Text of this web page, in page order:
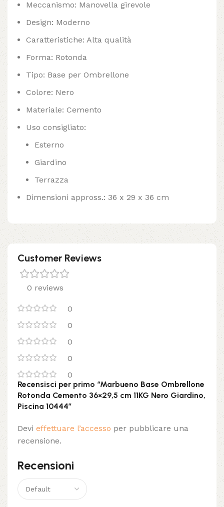
Meccanismo: Manovella girevole
Design: Moderno
Caratteristiche: Alta qualità
Forma: Rotonda
Tipo: Base per Ombrellone
Colore: Nero
Materiale: Cemento
Uso consigliato:
Esterno
Giardino
Terrazza
Dimensioni appross.: 36 x 29 x 36 cm
Customer Reviews
0 reviews
0
0
0
0
0
Recensioni
Recensisci per primo “Marbueno Base Ombrellone
Rotonda Cemento 36×29,5 cm 11KG Nero Giardino,
Piscina 10444”
Devi effettuare l’accesso per pubblicare una
recensione.